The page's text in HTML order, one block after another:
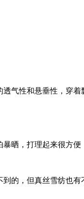
气性和悬垂性，穿着
晒，打理起来很方便
的，但真丝雪纺也